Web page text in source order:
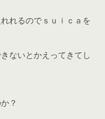
れるのでｓｕｉｃａを
ないとかえってきてし
？